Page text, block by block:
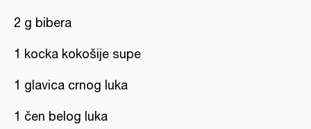
2 g bibera
1 kocka kokošije supe
1 glavica crnog luka
1 čen belog luka